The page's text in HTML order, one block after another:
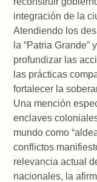
integración de la
Atendiendo los
la “Patria
profundizar las
las prácticas
fortalecer la
Una mención
enclaves
mundo como
conflictos
relevancia actual
nacionales, la